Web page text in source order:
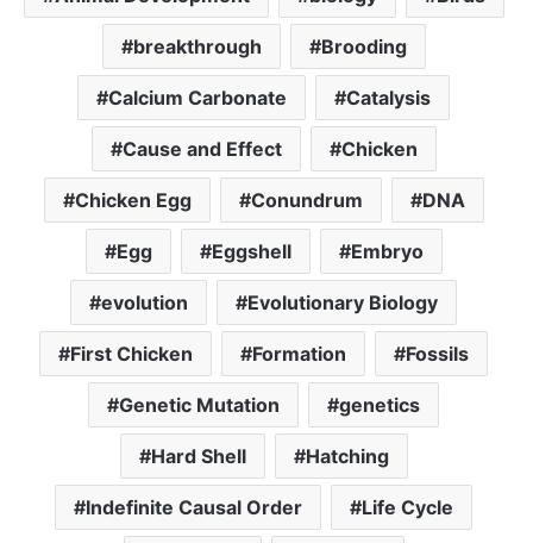
breakthrough Brooding
Calcium Carbonate Catalysis
Cause and Effect Chicken
Chicken Egg Conundrum DNA
Egg Eggshell Embryo
evolution Evolutionary Biology
First Chicken Formation Fossils
Genetic Mutation genetics
Hard Shell Hatching
Indefinite Causal Order Life Cycle